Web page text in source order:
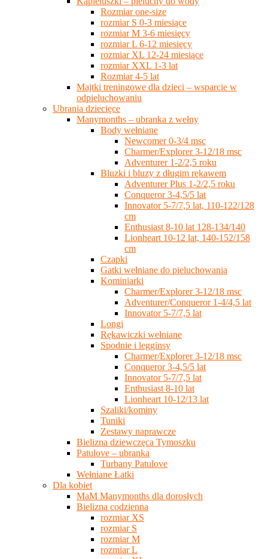
Rozmiar one-size
rozmiar S 0-3 miesiące
rozmiar M 3-6 miesięcy
rozmiar L 6-12 miesięcy
rozmiar XL 12-24 miesiące
rozmiar XXL 1-3 lat
Rozmiar 4-5 lat
Majtki treningowe dla dzieci – wsparcie w
odpieluchowaniu
Ubrania dziecięce
Manymonths – ubranka z wełny
Body wełniane
Newcomer 0-3/4 msc
Charmer/Explorer 3-12/18 msc
Adventurer 1-2/2,5 roku
Bluzki i bluzy z długim rękawem
Adventurer Plus 1-2/2,5 roku
Conqueror 3-4,5/5 lat
Innovator 5-7/7,5 lat, 110-122/128
cm
Enthusiast 8-10 lat 128-134/140
Lionheart 10-12 lat, 140-152/158
cm
Czapki
Gatki wełniane do pieluchowania
Kominiarki
Charmer/Explorer 3-12/18 msc
Adventurer/Conqueror 1-4/4,5 lat
Innovator 5-7/7,5 lat
Longi
Rękawiczki wełniane
Spodnie i legginsy
Charmer/Explorer 3-12/18 msc
Conqueror 3-4,5/5 lat
Innovator 5-7/7,5 lat
Enthusiast 8-10 lat
Lionheart 10-12/13 lat
Szaliki/kominy
Tuniki
Zestawy naprawcze
Bielizna dziewczęca Tymoszku
Patulove – ubranka
Turbany Patulove
Wełniane Łatki
Dla kobiet
MaM Manymonths dla dorosłych
Bielizna codzienna
rozmiar XS
rozmiar S
rozmiar M
rozmiar L